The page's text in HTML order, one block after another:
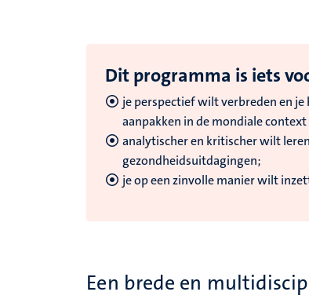
Dit programma is iets
je perspectief wilt verbreden en
aanpakken in de mondiale
analytischer en kritischer wilt
gezondheidsuitdagingen;
je op een zinvolle manier wilt
Een brede en